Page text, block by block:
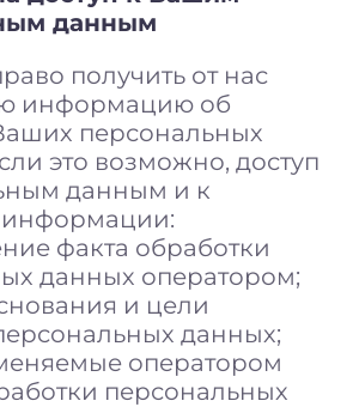
данным
получить от нас
информацию об
персональных
это возможно, доступ
данным и к
факта обработки
данных оператором;
и цели
данных;
оператором
персональных